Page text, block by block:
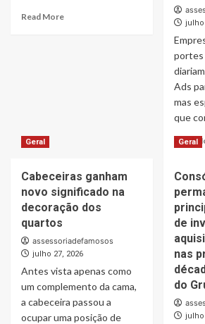
Read MoreRead
com
a
PP
Hits
integrar
projeto
de
Patrick
julho
portes
Ads
mas
que
Read
Geral
Cabeceiras ganham
novo significado na
decoração dos
quartos
assessoriadefamosos
julho 27, 2026
Antes vista apenas como
um complemento da cama,
a cabeceira passou a
ocupar uma posição de
Geral
de
nas
do
julho